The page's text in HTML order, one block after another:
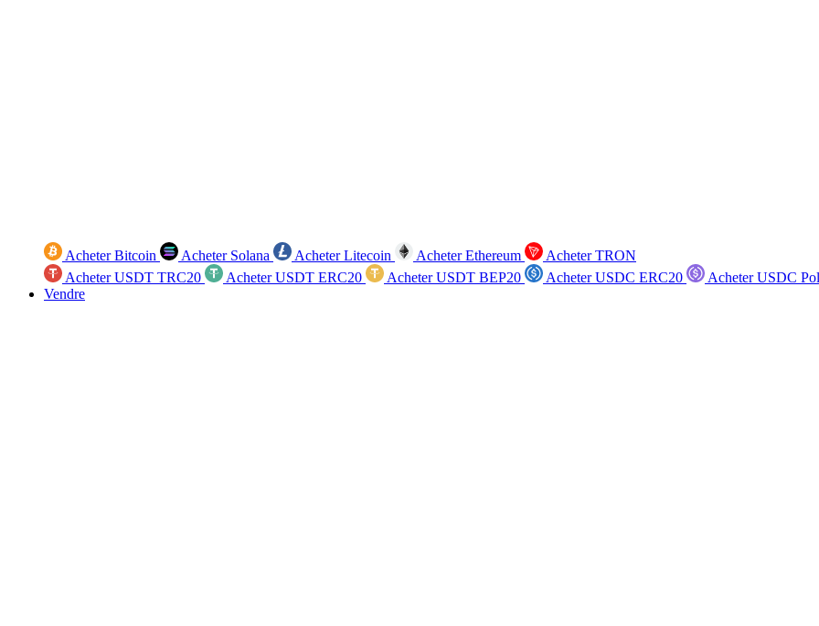
Acheter Bitcoin Acheter Solana Acheter Litecoin Acheter Ethereum
Acheter TRON
Acheter USDT TRC20
Acheter USDT ERC20 Acheter USDT BEP20 Acheter USDC ERC20
Acheter USDC
Vendre